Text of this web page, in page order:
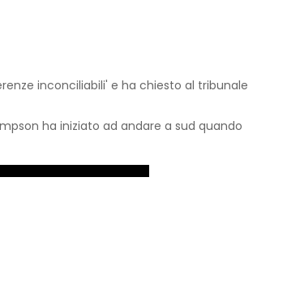
inconciliabili' e ha chiesto al tribunale
ha iniziato ad andare a sud quando